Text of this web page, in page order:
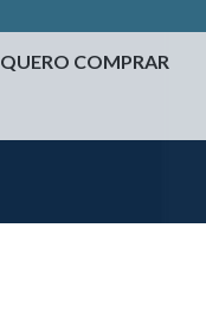
QUERO COMPRAR